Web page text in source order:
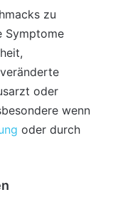
zu
Symptome
oder
wenn
oder durch